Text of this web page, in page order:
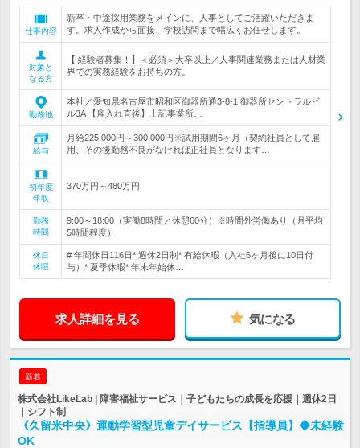
仕事内容
新卒・中途採用業務をメインに、人事としてご活躍いただきま
す。求人作成から面接、学校訪問まで幅広くお任せします。
対象と
なる方
【 経験者募集！】＜必須＞大卒以上／人事関連業務または人材業
界での実務経験をお持ちの方。
勤務地
本社／愛知県名古屋市昭和区御器所通3-8-1 御器所セントラルビ
ル3A 【雇入れ直後】上記事業所…
給与
月給225,000円～300,000円※試用期間6ヶ月（契約社員として雇
用、その後勤務不良がなければ正社員となります…
初年度
年収
370万円～480万円
勤務
時間
9:00～18:00（実働8時間／休憩60分）※時間外労働あり（月平均
5時間程度）
休日
休暇
# 年間休日116日* 週休2日制* 有給休暇（入社6ヶ月後に10日付
与）* 夏季休暇* 年末年始休…
求人詳細を見る 気になる
新着
株式会社LikeLab | 障害福祉サービス｜子どもたちの成長を応援｜週休2日
｜シフト制
《久留米中央》運動学習型児童デイサービス【指導員】◆未経験
OK